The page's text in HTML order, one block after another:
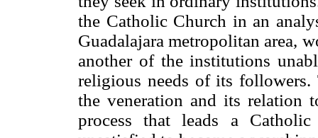
the Catholic Church in an
Guadalajara metropolitan area,
another of the institutions
religious needs of its followers.
the veneration and its relation
process that leads a